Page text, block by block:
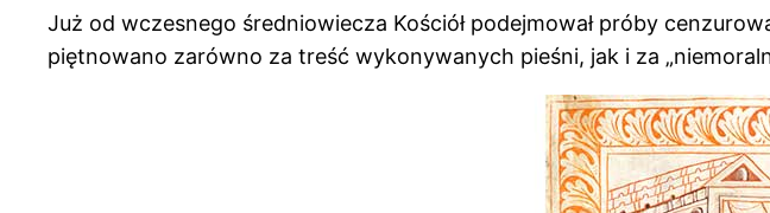
Już od wczesnego średniowiecza Kościół podejmował próby
piętnowano zarówno za treść wykonywanych pieśni, jak i za